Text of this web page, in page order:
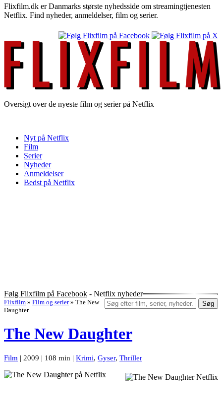
Flixfilm.dk er Danmarks største nyhedsside om streamingtjenesten
Netflix. Find nyheder, anmeldelser, film og serier.
Oversigt over de nyeste film og serier på Netflix
Nyt på Netflix
Film
Serier
Nyheder
Anmeldelser
Bedst på Netflix
Følg Flixfilm på Facebook - Netflix nyheder
Søg
Flixfilm » Film og serier » The New
Daughter
The New Daughter
Film | 2009 | 108 min | Krimi, Gyser, Thriller